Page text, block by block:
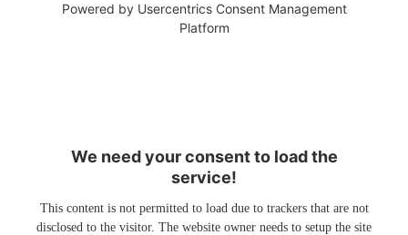
Powered by Usercentrics Consent Management
Platform
We need your consent to load the
service!
This content is not permitted to load due to trackers that are not
disclosed to the visitor. The website owner needs to setup the site